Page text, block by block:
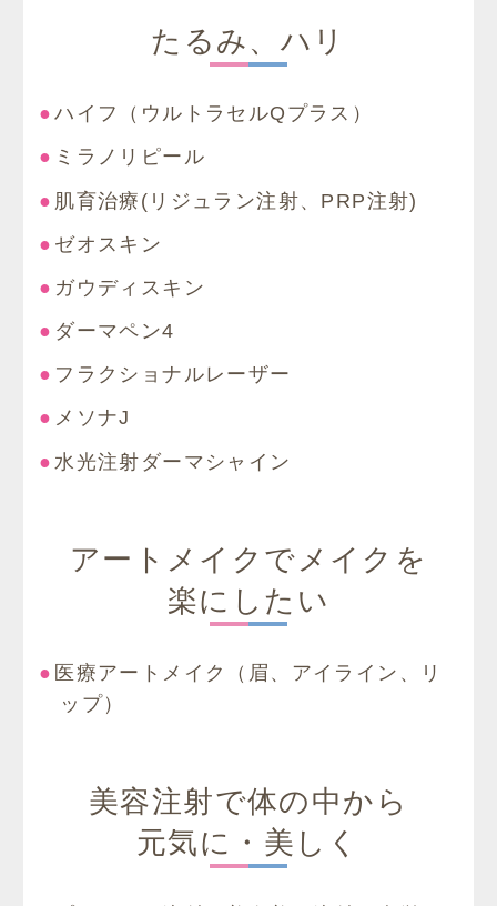
たるみ、ハリ
ハイフ（ウルトラセルQプラス）
ミラノリピール
肌育治療(リジュラン注射、PRP注射)
ゼオスキン
ガウディスキン
ダーマペン4
フラクショナルレーザー
メソナJ
水光注射ダーマシャイン
アートメイクでメイクを
楽にしたい
医療アートメイク（眉、アイライン、リ
ップ）
美容注射で体の中から
元気に・美しく